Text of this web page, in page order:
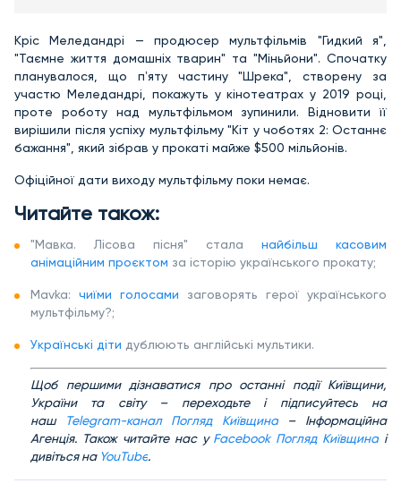
Кріс Меледандрі — продюсер мультфільмів "Гидкий я",
"Таємне життя домашніх тварин" та "Міньйони". Спочатку
планувалося, що пʼяту частину "Шрека", створену за
участю Меледандрі, покажуть у кінотеатрах у 2019 році,
проте роботу над мультфільмом зупинили. Відновити її
вирішили після успіху мультфільму "Кіт у чоботях 2: Останнє
бажання", який зібрав у прокаті майже $500 мільйонів.
Офіційної дати виходу мультфільму поки немає.
Читайте також:
"Мавка. Лісова пісня" стала найбільш касовим
анімаційним проєктом за історію українського прокату;
Mavka: чиїми голосами заговорять герої українського
мультфільму?;
Українські діти дублюють англійські мультики.
Щоб першими дізнаватися про останні події Київщини,
України та світу – переходьте і підписуйтесь на
наш
Telegram-канал Погляд Київщина– Інформаційна
Агенція. Також читайте нас у Facebook Погляд Київщина і
дивіться на YouTube.